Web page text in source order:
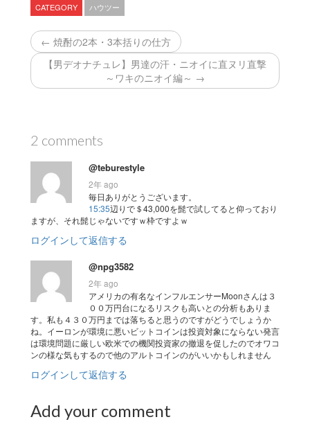
CATEGORY ハウツー
← 焼酎の2本・3本括りの仕方
【男デオナチュレ】男達の汗・ニオイに直ヌリ直撃
～ワキのニオイ編～ →
2 comments
@teburestyle
2年 ago
毎日ありがとうございます。
15:35辺りで＄43,000を髭で試してると仰っており
ますが、それ髭じゃないですｗ枠ですよｗ
ログインして返信する
@npg3582
2年 ago
アメリカの有名なインフルエンサーMoonさんは３
００万円台になるリスクも高いとの分析もありま
す。私も４３０万円までは落ちると思うのですがどうでしょうか
ね。イーロンが環境に悪いビットコインは投資対象にならない発言
は環境問題に厳しい欧米での機関投資家の撤退を促したのでオワコ
ンの様な気もするので他のアルトコインのがいいかもしれません
ログインして返信する
Add your comment